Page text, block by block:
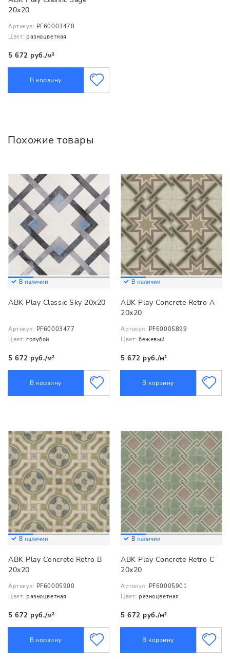
20x20
Артикул: PF60003478
Цвет: разноцветная
5 672 руб./м²
В корзину
Похожие товары
В наличии
ABK Play Classic Sky 20x20
Артикул: PF60003477
Цвет: голубой
5 672 руб./м²
В корзину
В наличии
ABK Play Concrete Retro A
20x20
Артикул: PF60005899
Цвет: бежевый
5 672 руб./м²
В корзину
В наличии
ABK Play Concrete Retro B
20x20
Артикул: PF60005900
Цвет: разноцветная
5 672 руб./м²
В корзину
В наличии
ABK Play Concrete Retro C
20x20
Артикул: PF60005901
Цвет: разноцветная
5 672 руб./м²
В корзину